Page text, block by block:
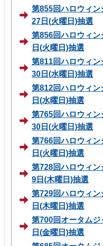
第855回ハロウィン
27日(火曜日)抽選
第856回ハロウィ
日(火曜日)抽選
第811回ハロウィン
30日(水曜日)抽選
第812回ハロウィ
日(水曜日)抽選
第765回ハロウィン
30日(火曜日)抽選
第766回ハロウィ
日(火曜日)抽選
第728回ハロウィン
9日(木曜日)抽選
第729回ハロウィ
日(木曜日)抽選
第700回オータム
日(金曜日)抽選